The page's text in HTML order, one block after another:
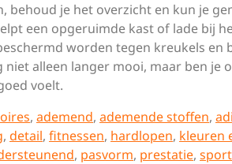
behoud je het overzicht en kun je
een opgeruimde kast of lade bij
worden tegen kreukels en
niet alleen langer mooi, maar ben
voelt.
, ademend, ademende stoffen,
, detail, fitnessen, hardlopen, kleuren
, pasvorm, prestatie,